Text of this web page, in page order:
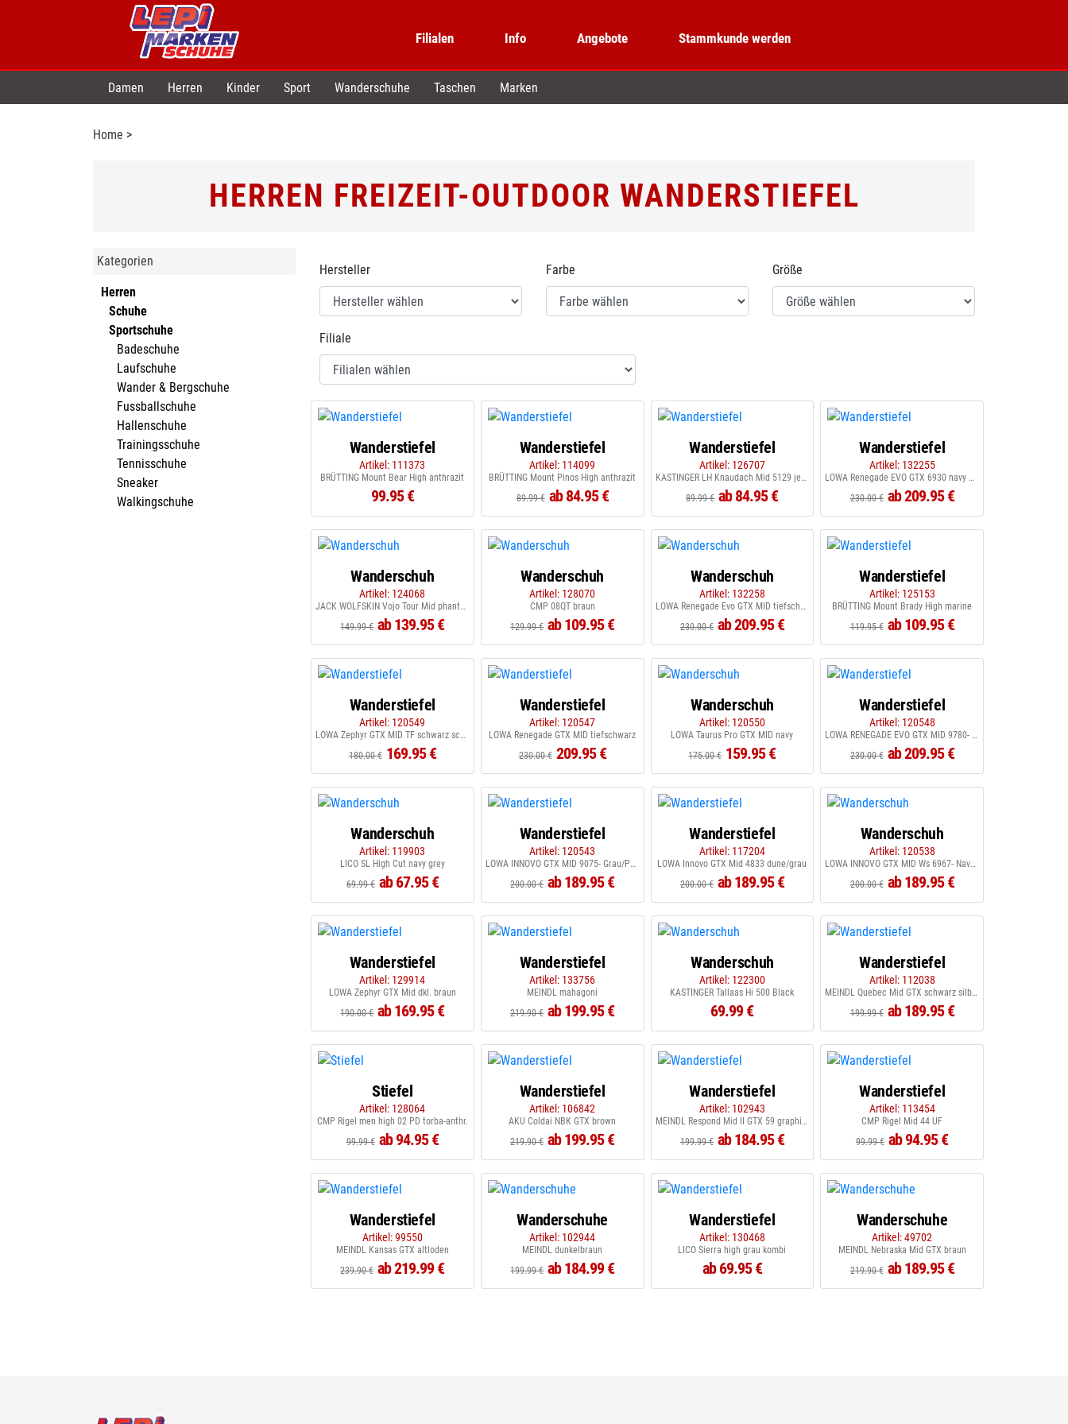
Filialen Info Angebote Stammkunde werden
Damen Herren Kinder Sport Wanderschuhe Taschen Marken
Home >
HERREN FREIZEIT-OUTDOOR WANDERSTIEFEL
Kategorien
Herren
Schuhe
Sportschuhe
Badeschuhe
Laufschuhe
Wander & Bergschuhe
Fussballschuhe
Hallenschuhe
Trainingsschuhe
Tennisschuhe
Sneaker
Walkingschuhe
Hersteller Farbe Größe
Filiale
Wanderstiefel
Artikel: 111373
BRÜTTING Mount Bear High anthrazit
99.95 €
Wanderstiefel
Artikel: 114099
BRÜTTING Mount Pinos High anthrazit
89.99 € ab 84.95 €
Wanderstiefel
Artikel: 126707
KASTINGER LH Knaudach Mid 5129 jet black
89.99 € ab 84.95 €
Wanderstiefel
Artikel: 132255
LOWA Renegade EVO GTX 6930 navy grau
230.00 € ab 209.95 €
Wanderschuh
Artikel: 124068
JACK WOLFSKIN Vojo Tour Mid phantom
149.99 € ab 139.95 €
Wanderschuh
Artikel: 128070
CMP 08QT braun
129.99 € ab 109.95 €
Wanderschuh
Artikel: 132258
LOWA Renegade Evo GTX MID tiefschwarz 0998
230.00 € ab 209.95 €
Wanderstiefel
Artikel: 125153
BRÜTTING Mount Brady High marine
119.95 € ab 109.95 €
Wanderstiefel
Artikel: 120549
LOWA Zephyr GTX MID TF schwarz schwarz
180.00 € 169.95 €
Wanderstiefel
Artikel: 120547
LOWA Renegade GTX MID tiefschwarz
230.00 € 209.95 €
Wanderschuh
Artikel: 120550
LOWA Taurus Pro GTX MID navy
175.00 € 159.95 €
Wanderstiefel
Artikel: 120548
LOWA RENEGADE EVO GTX MID 9780- Anthraz./Stahlblau
230.00 € ab 209.95 €
Wanderschuh
Artikel: 119903
LICO SL High Cut navy grey
69.99 € ab 67.95 €
Wanderstiefel
Artikel: 120543
LOWA INNOVO GTX MID 9075- Grau/Petrol
200.00 € ab 189.95 €
Wanderstiefel
Artikel: 117204
LOWA Innovo GTX Mid 4833 dune/grau
200.00 € ab 189.95 €
Wanderschuh
Artikel: 120538
LOWA INNOVO GTX MID Ws 6967- Navy/Arktis
200.00 € ab 189.95 €
Wanderstiefel
Artikel: 129914
LOWA Zephyr GTX Mid dkl. braun
190.00 € ab 169.95 €
Wanderstiefel
Artikel: 133756
MEINDL mahagoni
219.90 € ab 199.95 €
Wanderschuh
Artikel: 122300
KASTINGER Tallaas Hi 500 Black
69.99 €
Wanderstiefel
Artikel: 112038
MEINDL Quebec Mid GTX schwarz silber
199.99 € ab 189.95 €
Stiefel
Artikel: 128064
CMP Rigel men high 02 PD torba-anthr.
99.99 € ab 94.95 €
Wanderstiefel
Artikel: 106842
AKU Coldai NBK GTX brown
219.90 € ab 199.95 €
Wanderstiefel
Artikel: 102943
MEINDL Respond Mid II GTX 59 graphit rot
199.99 € ab 184.95 €
Wanderstiefel
Artikel: 113454
CMP Rigel Mid 44 UF
99.99 € ab 94.95 €
Wanderstiefel
Artikel: 99550
MEINDL Kansas GTX altloden
239.90 € ab 219.99 €
Wanderschuhe
Artikel: 102944
MEINDL dunkelbraun
199.99 € ab 184.99 €
Wanderstiefel
Artikel: 130468
LICO Sierra high grau kombi
ab 69.95 €
Wanderschuhe
Artikel: 49702
MEINDL Nebraska Mid GTX braun
219.90 € ab 189.95 €